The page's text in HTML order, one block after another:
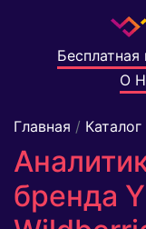
Бесплатная
О
Главная / Каталог
бренда